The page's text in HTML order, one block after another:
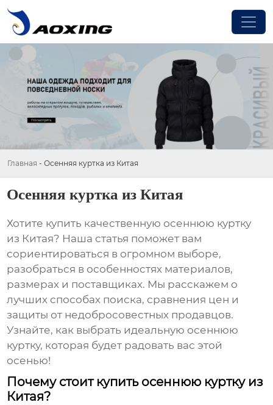
Главная - Осенняя куртка из Китая
Осенняя куртка из Китая
Хотите купить качественную осеннюю куртку
из Китая? Наша статья поможет вам
сориентироваться в огромном выборе,
разобраться в особенностях материалов,
размерах и поставщиках. Мы расскажем о
лучших способах поиска, сравнения цен и
защиты от недобросовестных продавцов.
Узнайте, как выбрать идеальную осеннюю
куртку, которая будет радовать вас этой
осенью!
Почему стоит купить осеннюю куртку из
Китая?